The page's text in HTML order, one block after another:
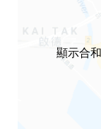
顯示合